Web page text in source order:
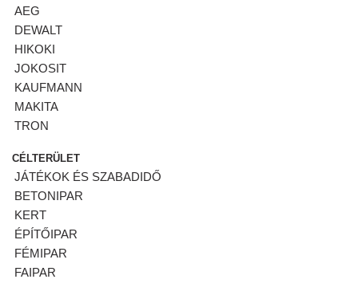
AEG
DEWALT
HIKOKI
JOKOSIT
KAUFMANN
MAKITA
TRON
CÉLTERÜLET
JÁTÉKOK ÉS SZABADIDŐ
BETONIPAR
KERT
ÉPÍTŐIPAR
FÉMIPAR
FAIPAR